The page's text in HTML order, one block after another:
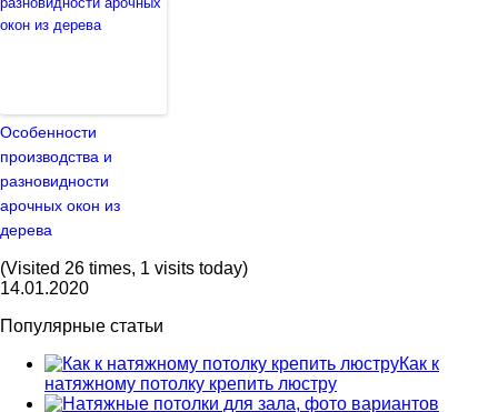
Особенности
производства и
разновидности
арочных окон из
дерева
(Visited 26 times, 1 visits today)
14.01.2020
Популярные статьи
Как к
натяжному потолку крепить люстру